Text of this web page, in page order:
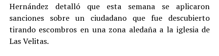
Hernández detalló que esta semana se aplicaron
sanciones sobre un ciudadano que fue descubierto
tirando escombros en una zona aledaña a la iglesia de
Las Velitas.